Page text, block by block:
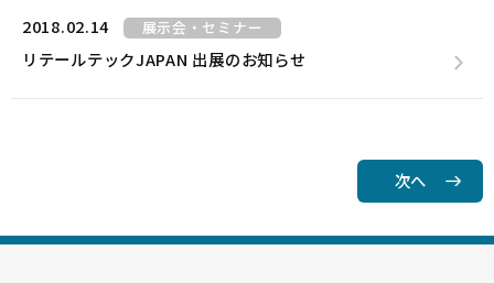
2018.02.14 展示会・セミナー
リテールテックJAPAN 出展のお知らせ
次へ